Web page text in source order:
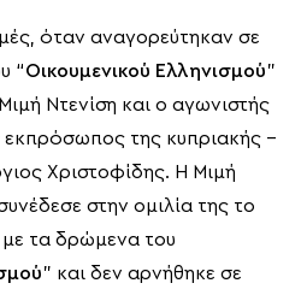
όταν αναγορεύτηκαν σε
“Οικουμενικού Ελληνισμού”
Ντενίση και ο αγωνιστής
της κυπριακής –
Χριστοφίδης. Η Μιμή
στην ομιλία της το
με τα δρώμενα του
” και δεν αρνήθηκε σε